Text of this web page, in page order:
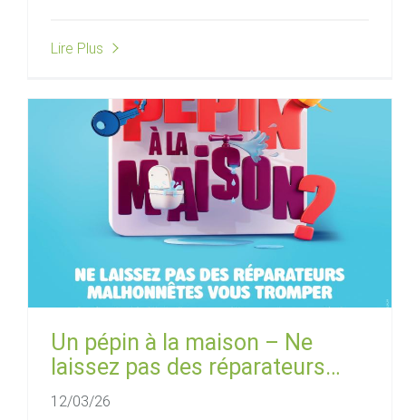
Lire Plus
Un pépin à la maison – Ne
laissez pas des réparateurs
malhonnêtes vous tromper
12/03/26